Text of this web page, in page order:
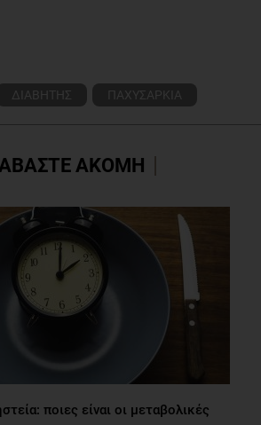
ΔΙΑΒΗΤΗΣ ΠΑΧΥΣΑΡΚΙΑ
ΑΚΟΜΗ
ποιες είναι οι μεταβολικές